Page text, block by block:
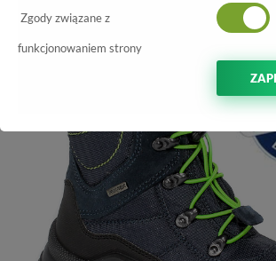
Zgody związane z
funkcjonowaniem strony